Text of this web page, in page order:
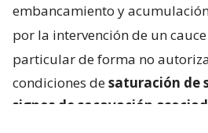
embancamiento y
por la intervención de un
particular de forma no
condiciones desaturación de
signos de socavación